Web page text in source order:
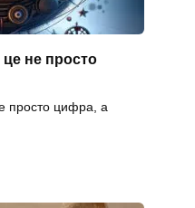
це не просто
просто цифра, а